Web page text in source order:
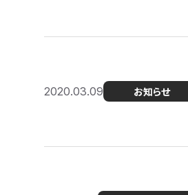
2020.03.09 お知らせ